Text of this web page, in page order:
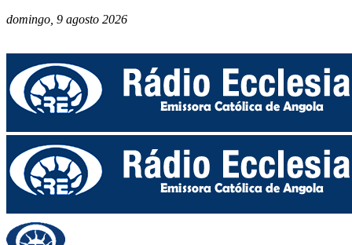
domingo, 9 agosto 2026